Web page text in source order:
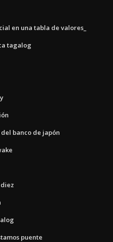
en una tabla de valores_
tagalog
banco de japón
puente